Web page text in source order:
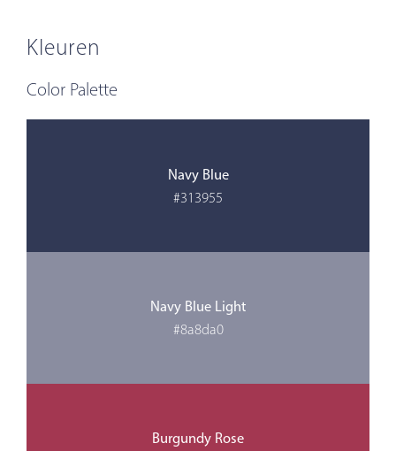
Kleuren
Color Palette
Navy Blue
#313955
Navy Blue Light
#8a8da0
Burgundy Rose